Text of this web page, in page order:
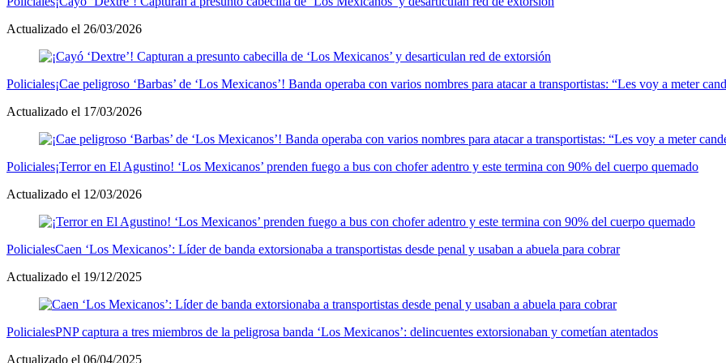
Actualizado el 26/03/2026
Policiales¡Cae peligroso ‘Barbas’ de ‘Los Mexicanos’! Banda operaba con varios nombres para atacar a transportistas: “Les voy a meter
Actualizado el 17/03/2026
Policiales¡Terror en El Agustino! ‘Los Mexicanos’ prenden fuego a bus con chofer adentro y este termina con 90% del cuerpo quemado
Actualizado el 12/03/2026
PolicialesCaen ‘Los Mexicanos’: Líder de banda extorsionaba a transportistas desde penal y usaban a abuela para cobrar
Actualizado el 19/12/2025
PolicialesPNP captura a tres miembros de la peligrosa banda ‘Los Mexicanos’: delincuentes extorsionaban y cometían atentados
Actualizado el 06/04/2025